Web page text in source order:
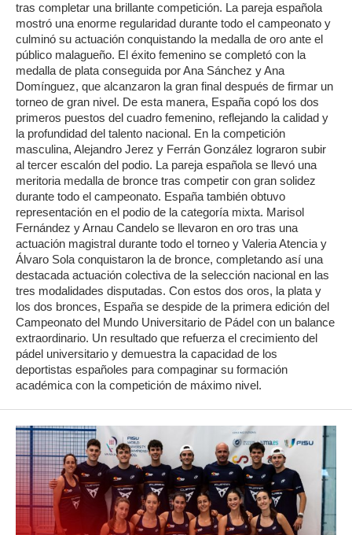
tras completar una brillante competición. La pareja española
mostró una enorme regularidad durante todo el campeonato y
culminó su actuación conquistando la medalla de oro ante el
público malagueño. El éxito femenino se completó con la
medalla de plata conseguida por Ana Sánchez y Ana
Domínguez, que alcanzaron la gran final después de firmar un
torneo de gran nivel. De esta manera, España copó los dos
primeros puestos del cuadro femenino, reflejando la calidad y
la profundidad del talento nacional. En la competición
masculina, Alejandro Jerez y Ferrán González lograron subir
al tercer escalón del podio. La pareja española se llevó una
meritoria medalla de bronce tras competir con gran solidez
durante todo el campeonato. España también obtuvo
representación en el podio de la categoría mixta. Marisol
Fernández y Arnau Candelo se llevaron en oro tras una
actuación magistral durante todo el torneo y Valeria Atencia y
Álvaro Sola conquistaron la de bronce, completando así una
destacada actuación colectiva de la selección nacional en las
tres modalidades disputadas. Con estos dos oros, la plata y
los dos bronces, España se despide de la primera edición del
Campeonato del Mundo Universitario de Pádel con un balance
extraordinario. Un resultado que refuerza el crecimiento del
pádel universitario y demuestra la capacidad de los
deportistas españoles para compaginar su formación
académica con la competición de máximo nivel.